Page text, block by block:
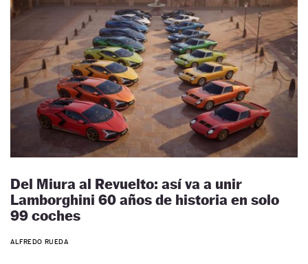
Del Miura al Revuelto: así va a unir
Lamborghini 60 años de historia en solo
99 coches
ALFREDO RUEDA